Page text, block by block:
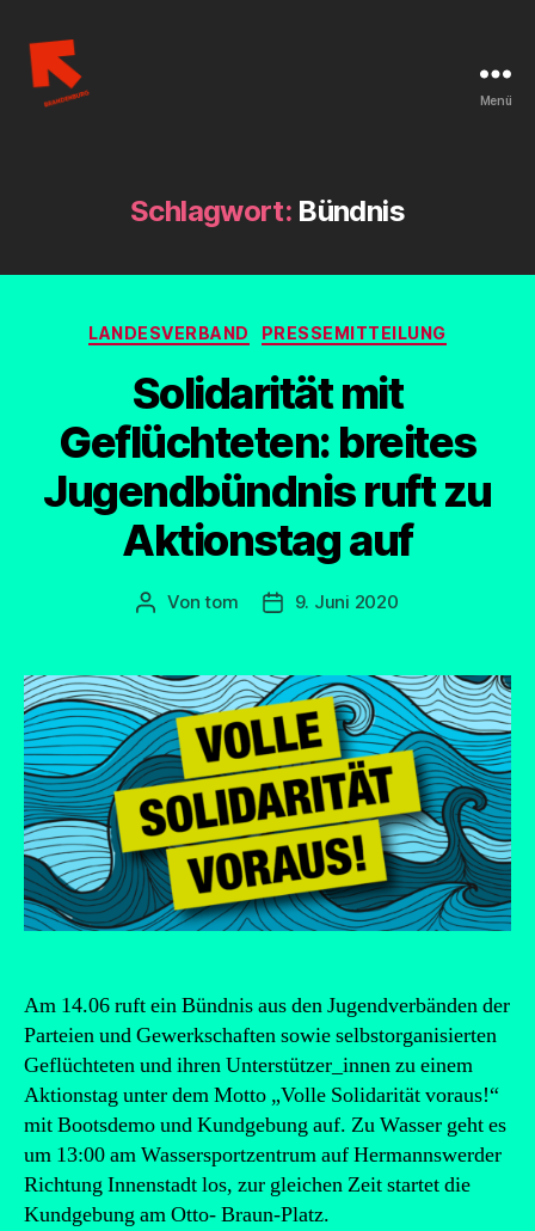
Menü
Schlagwort: Bündnis
Kategorien
LANDESVERBAND PRESSEMITTEILUNG
Solidarität mit
Geflüchteten: breites
Jugendbündnis ruft zu
Aktionstag auf
Beitragsautor
Vontom Beitragsdatum
9. Juni 2020
Am 14.06 ruft ein Bündnis aus den Jugendverbänden der
Parteien und Gewerkschaften sowie selbstorganisierten
Geflüchteten und ihren Unterstützer_innen zu einem
Aktionstag unter dem Motto „Volle Solidarität voraus!“
mit Bootsdemo und Kundgebung auf. Zu Wasser geht es
um 13:00 am Wassersportzentrum auf Hermannswerder
Richtung Innenstadt los, zur gleichen Zeit startet die
Kundgebung am Otto- Braun-Platz.